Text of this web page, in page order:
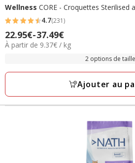
Wellness CORE - Croquettes Sterilised
4.7
étoiles
avec
avis
4.7(231)
Prix
de
22.95€-37.49€
9.37€
À partir de 9.37€ / kg
2 options de taille
Ajouter au